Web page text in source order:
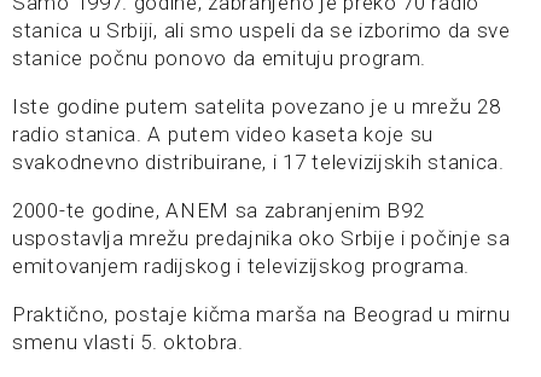
stanica u Srbiji, ali smo uspeli da se izborimo da sve
stanice počnu ponovo da emituju program.
Iste godine putem satelita povezano je u mrežu 28
radio stanica. A putem video kaseta koje su
svakodnevno distribuirane, i 17 televizijskih stanica.
2000-te godine, ANEM sa zabranjenim B92
uspostavlja mrežu predajnika oko Srbije i počinje sa
emitovanjem radijskog i televizijskog programa.
Praktično, postaje kičma marša na Beograd u mirnu
smenu vlasti 5. oktobra.